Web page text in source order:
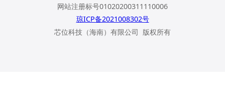
网站注册标号01020200311110006
琼ICP备2021008302号
芯位科技（海南）有限公司 版权所有